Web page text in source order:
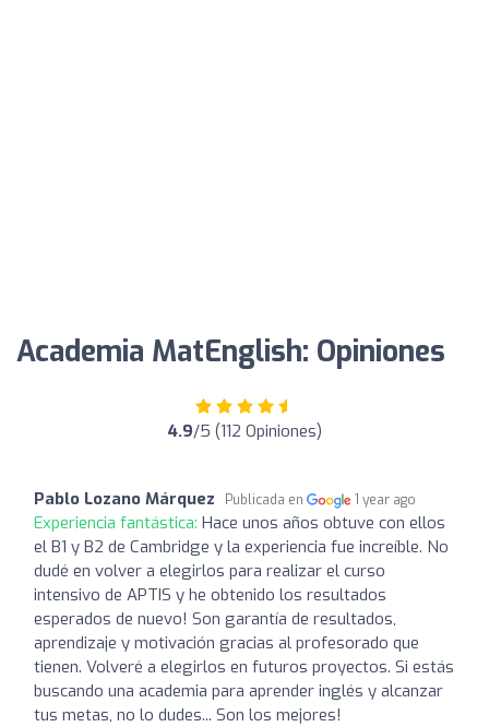
Academia MatEnglish: Opiniones
4.9/5 (112 Opiniones)
Pablo Lozano Márquez Publicada en 1 year ago
Experiencia fantástica: Hace unos años obtuve con ellos
el B1 y B2 de Cambridge y la experiencia fue increíble. No
dudé en volver a elegirlos para realizar el curso
intensivo de APTIS y he obtenido los resultados
esperados de nuevo! Son garantía de resultados,
aprendizaje y motivación gracias al profesorado que
tienen. Volveré a elegirlos en futuros proyectos. Si estás
buscando una academia para aprender inglés y alcanzar
tus metas, no lo dudes... Son los mejores!